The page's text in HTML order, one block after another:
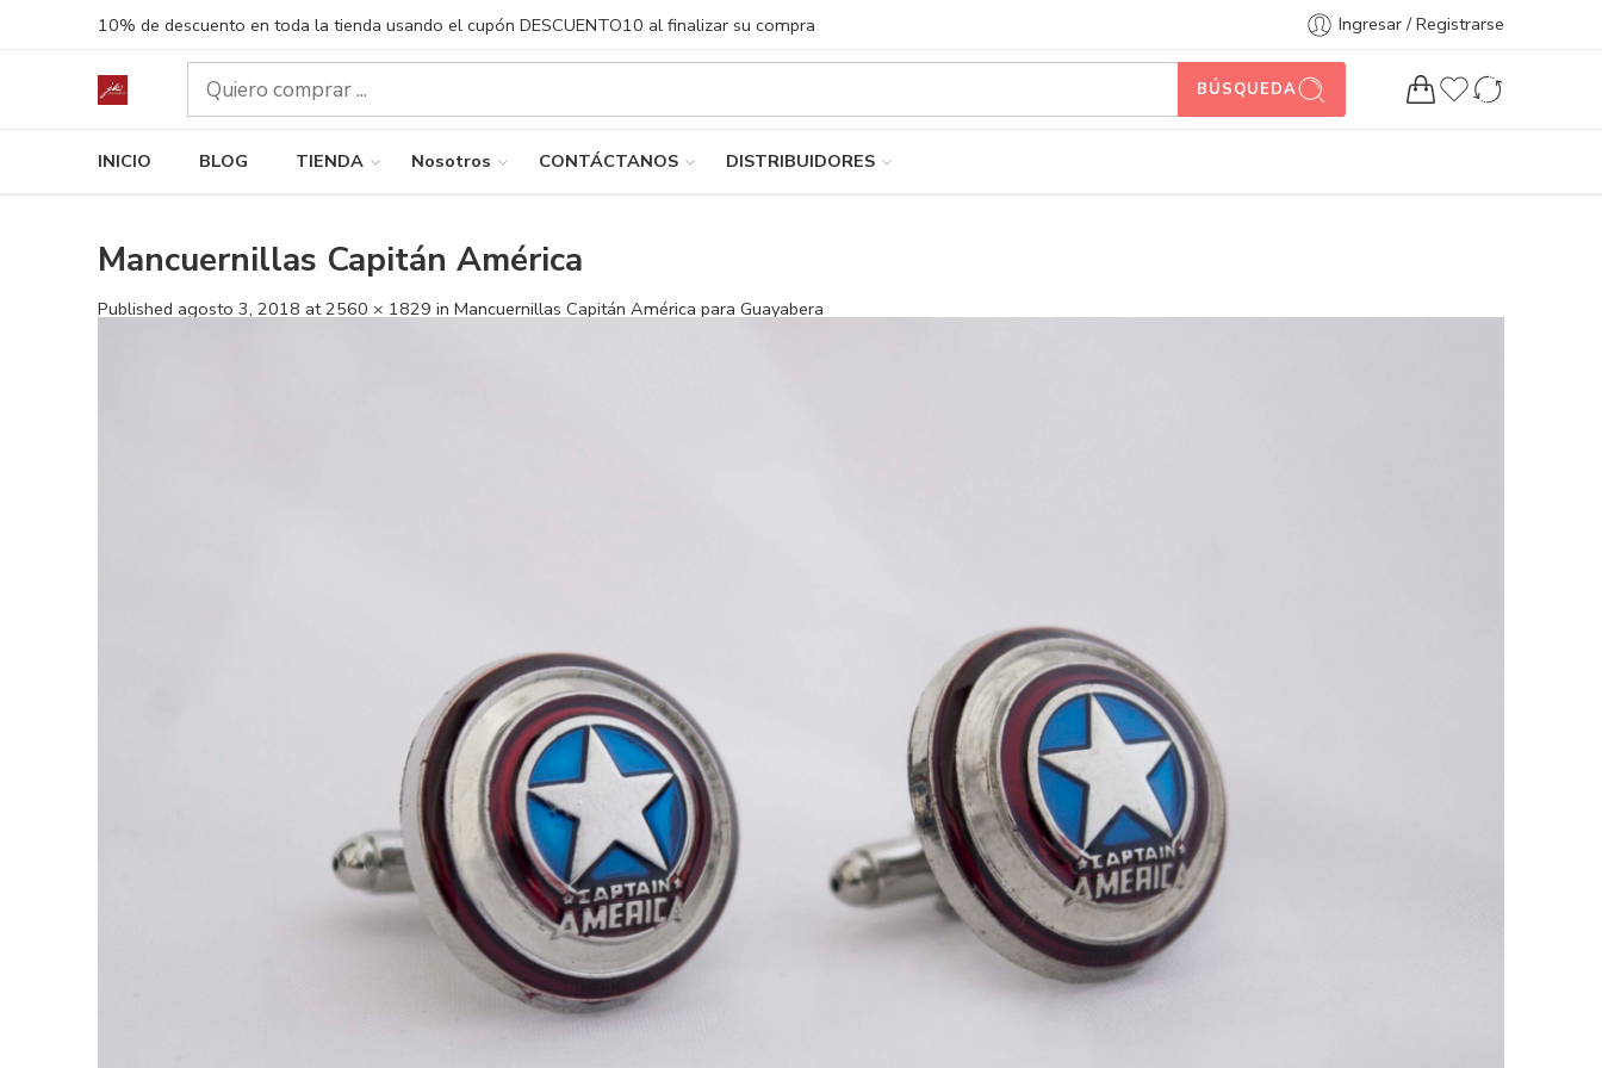
10% de descuento en toda la tienda usando el cupón DESCUENTO10 al finalizar su compra Ingresar / Registrarse
BÚSQUEDA
INICIO BLOG TIENDA Nosotros CONTÁCTANOS DISTRIBUIDORES
Mancuernillas Capitán América
Published agosto 3, 2018 at2560 × 1829 in Mancuernillas Capitán América para Guayabera